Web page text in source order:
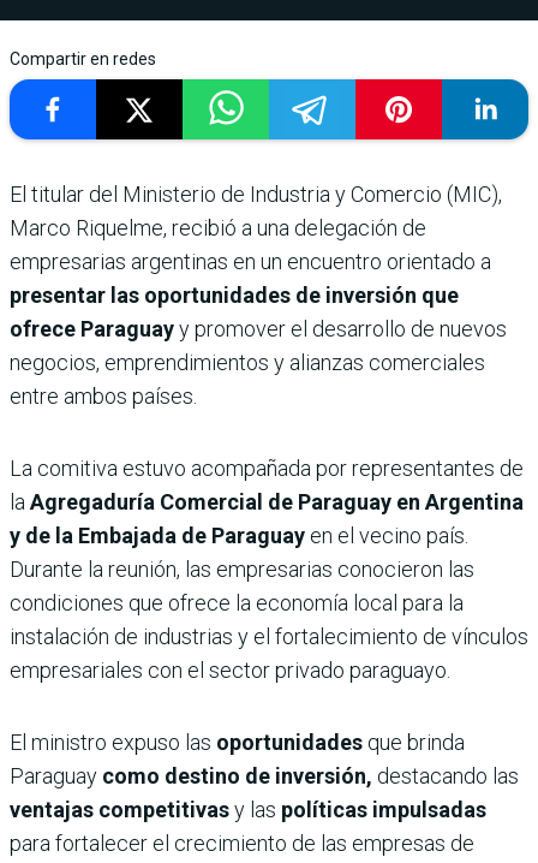
Compartir en redes
El titular del Ministerio de Industria y Comercio (MIC),
Marco Riquelme, recibió a una delegación de
empresarias argentinas en un encuentro orientado a
presentar las oportunidades de inversión que
ofrece Paraguayy promover el desarrollo de nuevos
negocios, emprendimientos y alianzas comerciales
entre ambos países.
La comitiva estuvo acompañada por representantes de
laAgregaduría Comercial de Paraguay en Argentina
y de la Embajada de Paraguay en el vecino país.
Durante la reunión, las empresarias conocieron las
condiciones que ofrece la economía local para la
instalación de industrias y el fortalecimiento de vínculos
empresariales con el sector privado paraguayo.
El ministro expuso las oportunidades que brinda
Paraguay como destino de inversión, destacando las
ventajas competitivasy las políticas impulsadas
para fortalecer el crecimiento de las empresas de